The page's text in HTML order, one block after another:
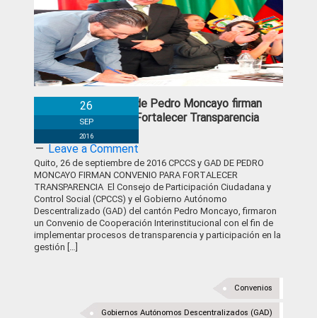
CPCCS y GAD de Pedro Moncayo firman
Convenio para Fortalecer Transparencia
26
SEP
2016
Leave a Comment
Quito, 26 de septiembre de 2016 CPCCS y GAD DE PEDRO
MONCAYO FIRMAN CONVENIO PARA FORTALECER
TRANSPARENCIA El Consejo de Participación Ciudadana y
Control Social (CPCCS) y el Gobierno Autónomo
Descentralizado (GAD) del cantón Pedro Moncayo, firmaron
un Convenio de Cooperación Interinstitucional con el fin de
implementar procesos de transparencia y participación en la
gestión […]
Convenios
Gobiernos Autónomos Descentralizados (GAD)